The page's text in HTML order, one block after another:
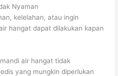
Nyaman
kelelahan, atau ingin
hangat dapat dilakukan kapan
air hangat tidak
yang mungkin diperlukan